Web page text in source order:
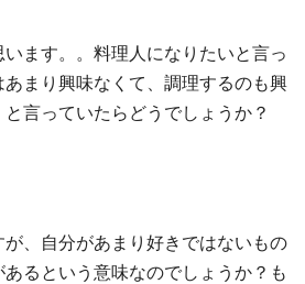
ます。。料理人になりたいと言っ
まり興味なくて、調理するのも興
言っていたらどうでしょうか？
、自分があまり好きではないもの
るという意味なのでしょうか？も